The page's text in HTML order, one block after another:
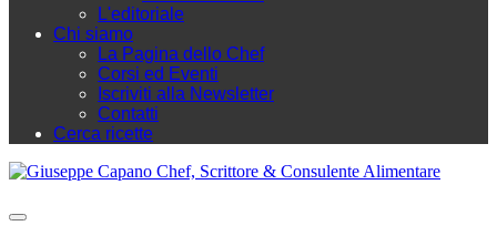
L'editoriale
Chi siamo
La Pagina dello Chef
Corsi ed Eventi
Iscriviti alla Newsletter
Contatti
Cerca ricette